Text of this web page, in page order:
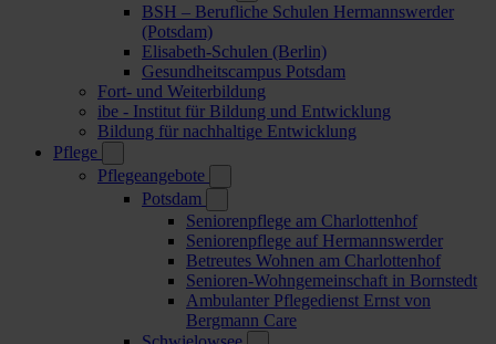
BSH – Berufliche Schulen Hermannswerder
(Potsdam)
Elisabeth-Schulen (Berlin)
Gesundheitscampus Potsdam
Fort- und Weiterbildung
ibe - Institut für Bildung und Entwicklung
Bildung für nachhaltige Entwicklung
Pflege
Pflegeangebote
Potsdam
Seniorenpflege am Charlottenhof
Seniorenpflege auf Hermannswerder
Betreutes Wohnen am Charlottenhof
Senioren-Wohngemeinschaft in Bornstedt
Ambulanter Pflegedienst Ernst von
Bergmann Care